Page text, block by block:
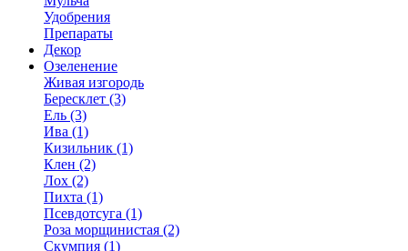
Удобрения
Препараты
Декор
Озеленение
Живая изгородь
Бересклет (3)
Ель (3)
Ива (1)
Кизильник (1)
Клен (2)
Лох (2)
Пихта (1)
Псевдотсуга (1)
Роза морщинистая (2)
Скумпия (1)